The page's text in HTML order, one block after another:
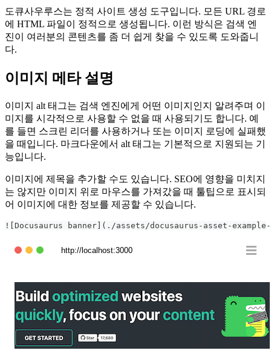
도큐사우루스는 정적 사이트 생성 도구입니다. 모든 URL 경로
에 HTML 파일이 정적으로 생성됩니다. 이런 방식은 검색 엔
진이 여러분의 콘텐츠를 좀 더 쉽게 찾을 수 있도록 도와줍니
다.
이미지 메타 설명
이미지 alt 태그는 검색 엔진에게 어떤 이미지인지 알려주며 이
미지를 시각적으로 사용할 수 없을 때 사용되기도 합니다. 예
를 들면 스크린 리더를 사용하거나 또는 이미지 로딩에 실패했
을 때입니다. 마크다운에서 alt 태그는 기본적으로 지원되는 기
능입니다.
이미지에 제목을 추가할 수도 있습니다. SEO에 영향을 미치지
는 않지만 이미지 위로 마우스를 가져갔을 때 툴팁으로 표시되
어 이미지에 대한 정보를 제공할 수 있습니다.
![Docusaurus banner](./assets/docusaurus-asset-
http://localhost:3000